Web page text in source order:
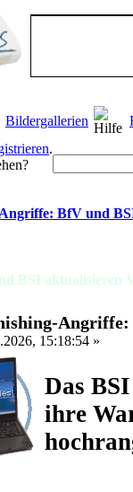
Bildergallerien
.
BfV und
BSI aktualisieren
15:18:54 »
Das
ihre